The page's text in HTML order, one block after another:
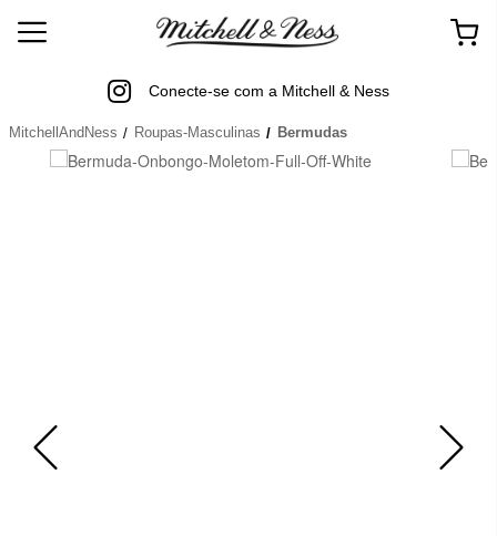
Conecte-se com a Mitchell & Ness
MitchellAndNess Roupas-Masculinas Bermudas